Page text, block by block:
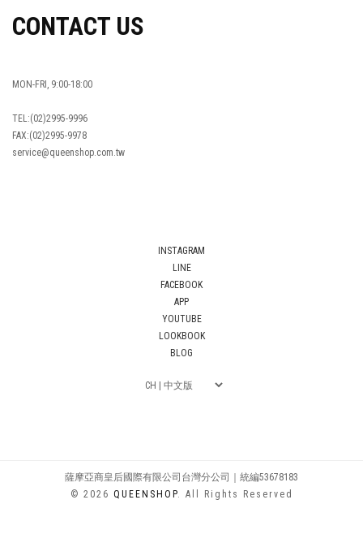
CONTACT US
MON-FRI, 9:00-18:00
TEL:(02)2995-9996
FAX:(02)2995-9978
service@queenshop.com.tw
INSTAGRAM
LINE
FACEBOOK
APP
YOUTUBE
LOOKBOOK
BLOG
薩摩亞商皇后國際有限公司台灣分公司｜統編53678183
© 2026 QUEENSHOP. All Rights Reserved